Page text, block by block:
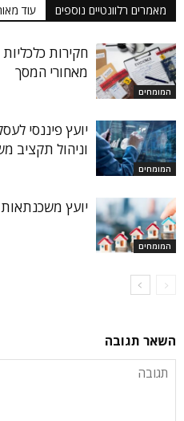
מאמרים רלוונטיים נוספים עוד
המומחים
חקירות
מאחורי המסך
המומחים
יועץ פיננסי
וניהול תקציב
המומחים
יועץ
השאר תגובה